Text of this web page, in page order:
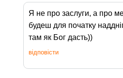
Я не про заслуги, а про
будеш для початку
там як Бог дасть))
відповісти